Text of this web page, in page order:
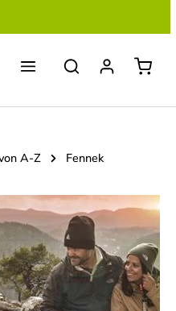
A-Z Fennek